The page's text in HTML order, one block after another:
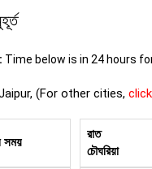
Time below is in 24 hours
(For other cities,
সময়
রাত
চৌঘরিয়া